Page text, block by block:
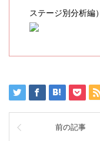
ステージ別分析編
前の記事